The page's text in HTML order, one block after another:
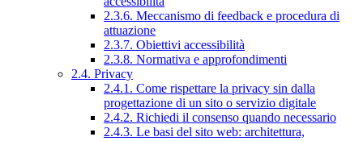
2.3.6. Meccanismo di feedback e procedura di
attuazione
2.3.7. Obiettivi accessibilità
2.3.8. Normativa e approfondimenti
2.4. Privacy
2.4.1. Come rispettare la privacy sin dalla
progettazione di un sito o servizio digitale
2.4.2. Richiedi il consenso quando necessario
2.4.3. Le basi del sito web: architettura,